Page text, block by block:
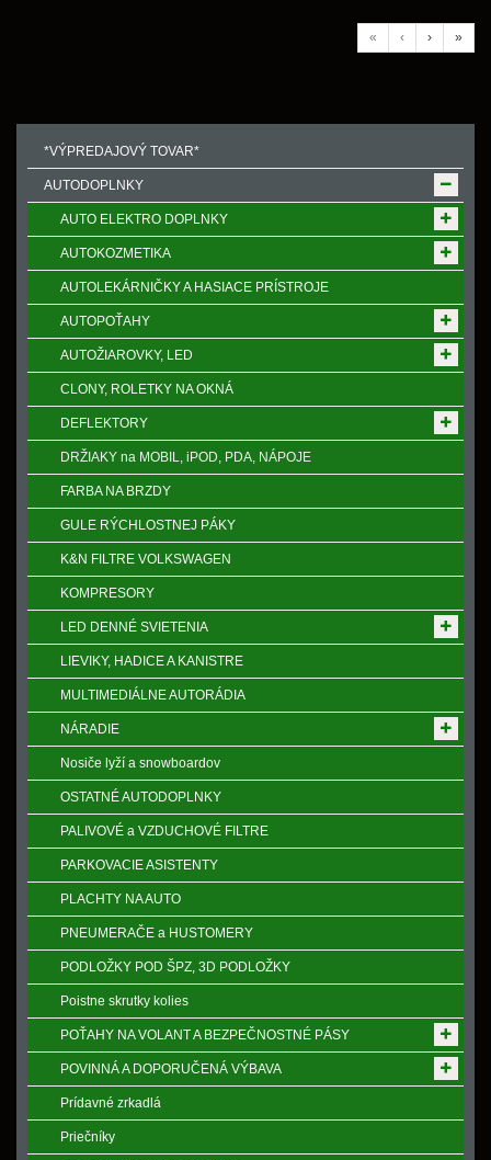
« ‹ › »
*VÝPREDAJOVÝ TOVAR*
AUTODOPLNKY
AUTO ELEKTRO DOPLNKY
AUTOKOZMETIKA
AUTOLEKÁRNIČKY A HASIACE PRÍSTROJE
AUTOPOŤAHY
AUTOŽIAROVKY, LED
CLONY, ROLETKY NA OKNÁ
DEFLEKTORY
DRŽIAKY na MOBIL, iPOD, PDA, NÁPOJE
FARBA NA BRZDY
GULE RÝCHLOSTNEJ PÁKY
K&N FILTRE VOLKSWAGEN
KOMPRESORY
LED DENNÉ SVIETENIA
LIEVIKY, HADICE A KANISTRE
MULTIMEDIÁLNE AUTORÁDIA
NÁRADIE
Nosiče lyží a snowboardov
OSTATNÉ AUTODOPLNKY
PALIVOVÉ a VZDUCHOVÉ FILTRE
PARKOVACIE ASISTENTY
PLACHTY NA AUTO
PNEUMERAČE a HUSTOMERY
PODLOŽKY POD ŠPZ, 3D PODLOŽKY
Poistne skrutky kolies
POŤAHY NA VOLANT A BEZPEČNOSTNÉ PÁSY
POVINNÁ A DOPORUČENÁ VÝBAVA
Prídavné zrkadlá
Priečníky